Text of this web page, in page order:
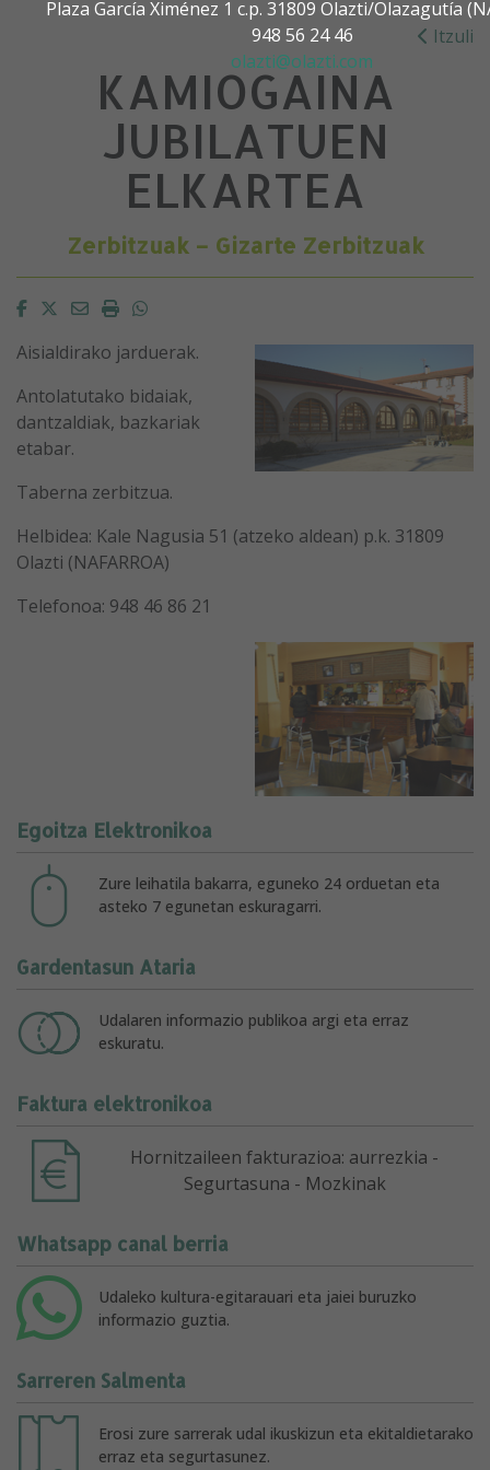
Plaza García Ximénez 1 c.p. 31809 Olazti/Olazagutía
948 56 24 46
olazti@olazti.com
Itzuli
KAMIOGAINA
JUBILATUEN
ELKARTEA
Zerbitzuak – Gizarte Zerbitzuak
Facebook
Twitter
EmailImprimirWhatsapp
Aisialdirako jarduerak.
Antolatutako bidaiak,
dantzaldiak, bazkariak
etabar.
Taberna zerbitzua.
Helbidea: Kale Nagusia 51 (atzeko aldean) p.k. 31809
Olazti (NAFARROA)
Telefonoa: 948 46 86 21
Egoitza Elektronikoa
Zure leihatila bakarra, eguneko 24 orduetan eta
asteko 7 egunetan eskuragarri.
Gardentasun Ataria
Udalaren informazio publikoa argi eta erraz
eskuratu.
Faktura elektronikoa
Hornitzaileen fakturazioa: aurrezkia -
Segurtasuna - Mozkinak
Whatsapp canal berria
Udaleko kultura-egitarauari eta jaiei buruzko
informazio guztia.
Sarreren Salmenta
Erosi zure sarrerak udal ikuskizun eta ekitaldietarako
erraz eta segurtasunez.